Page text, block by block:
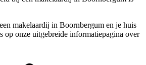
makelaardij in Boornbergum en je huis
op onze uitgebreide informatiepagina over